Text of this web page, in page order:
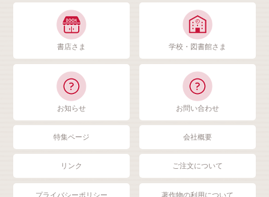
書店さま 学校・図書館さま
お知らせ お問い合わせ
特集ページ 会社概要
リンク ご注文について
プライバシーポリシー 著作物の利用について